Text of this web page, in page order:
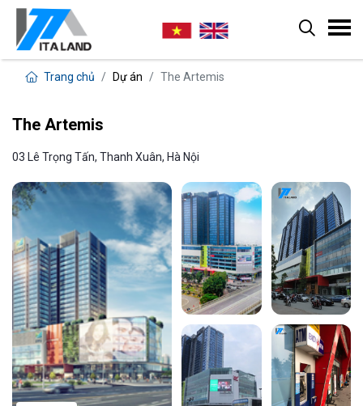
Trang chủ Dự án The Artemis
The Artemis
03 Lê Trọng Tấn, Thanh Xuân, Hà Nội